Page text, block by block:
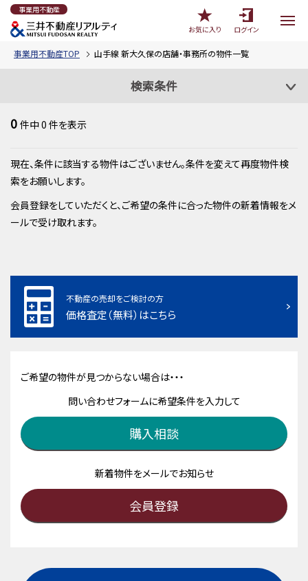
事業用不動産
お気に入り
ログイン
事業用不動産TOP 山手線 新大久保の店舗・事務所の物件一覧
検索条件
0 件中0 件を表示
現在、条件に該当する物件はございません。条件を変えて再度物件検
索をお願いします。
会員登録をしていただくと、ご希望の条件に合った物件の新着情報をメ
ールで受け取れます。
不動産の売却をご検討の方
価格査定（無料）はこちら
ご希望の物件が見つからない場合は・・・
問い合わせフォームに希望条件を入力して
購入相談
新着物件をメールでお知らせ
会員登録